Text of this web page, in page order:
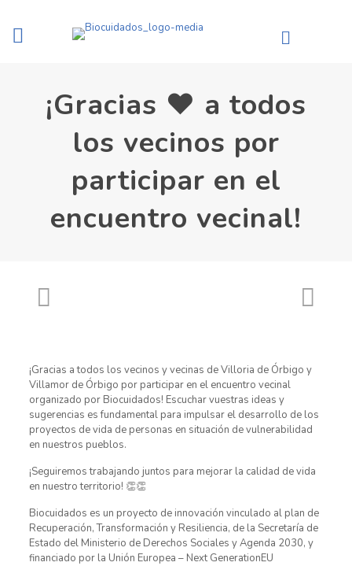
¡Gracias ❤️ a todos
los vecinos por
participar en el
encuentro vecinal!
¡Gracias a todos los vecinos y vecinas de Villoria de Órbigo y
Villamor de Órbigo por participar en el encuentro vecinal
organizado por Biocuidados! Escuchar vuestras ideas y
sugerencias es fundamental para impulsar el desarrollo de los
proyectos de vida de personas en situación de vulnerabilidad
en nuestros pueblos.
¡Seguiremos trabajando juntos para mejorar la calidad de vida
en nuestro territorio! 👏👏
Biocuidados es un proyecto de innovación vinculado al plan de
Recuperación, Transformación y Resiliencia, de la Secretaría de
Estado del Ministerio de Derechos Sociales y Agenda 2030, y
financiado por la Unión Europea – Next GenerationEU